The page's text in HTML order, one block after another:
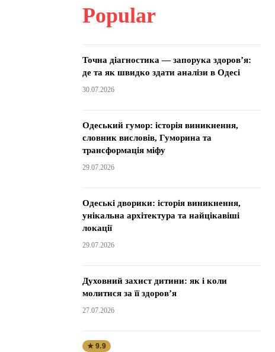
Popular
Точна діагностика — запорука здоров’я:
де та як швидко здати аналізи в Одесі
30.07.2026
Одеський гумор: історія виникнення,
словник висловів, Гуморина та
трансформація міфу
29.07.2026
Одеські дворики: історія виникнення,
унікальна архітектура та найцікавіші
локації
29.07.2026
Духовний захист дитини: як і коли
молитися за її здоров’я
27.07.2026
★ 9.9